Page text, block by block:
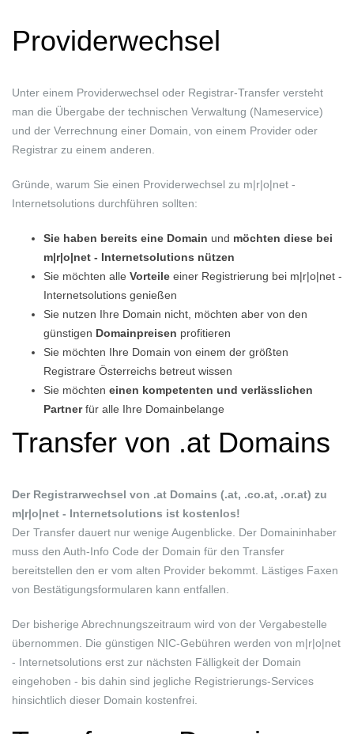
Providerwechsel
Unter einem Providerwechsel oder Registrar-Transfer versteht
man die Übergabe der technischen Verwaltung (Nameservice)
und der Verrechnung einer Domain, von einem Provider oder
Registrar zu einem anderen.
Gründe, warum Sie einen Providerwechsel zu m|r|o|net -
Internetsolutions durchführen sollten:
Sie haben bereits eine Domain und möchten diese bei
m|r|o|net - Internetsolutions nützen
Sie möchten alle Vorteile einer Registrierung bei m|r|o|net -
Internetsolutions genießen
Sie nutzen Ihre Domain nicht, möchten aber von den
günstigen Domainpreisen profitieren
Sie möchten Ihre Domain von einem der größten
Registrare Österreichs betreut wissen
Sie möchten einen kompetenten und verlässlichen
Partnerfür alle Ihre Domainbelange
Transfer von .at Domains
Der Registrarwechsel von .at Domains (.at, .co.at, .or.at) zu
m|r|o|net - Internetsolutions ist kostenlos!
Der Transfer dauert nur wenige Augenblicke. Der Domaininhaber
muss den Auth-Info Code der Domain für den Transfer
bereitstellen den er vom alten Provider bekommt. Lästiges Faxen
von Bestätigungsformularen kann entfallen.
Der bisherige Abrechnungszeitraum wird von der Vergabestelle
übernommen. Die günstigen NIC-Gebühren werden von m|r|o|net
- Internetsolutions erst zur nächsten Fälligkeit der Domain
eingehoben - bis dahin sind jegliche Registrierungs-Services
hinsichtlich dieser Domain kostenfrei.